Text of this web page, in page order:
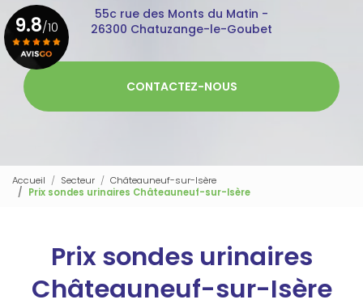
55c rue des Monts du Matin -
26300 Chatuzange-le-Goubet
CONTACTEZ-NOUS
9.8/10
Voir le certificat
Accueil Secteur
Châteauneuf-sur-Isère
Prix sondes urinaires Châteauneuf-sur-Isère
Prix sondes urinaires
Châteauneuf-sur-Isère